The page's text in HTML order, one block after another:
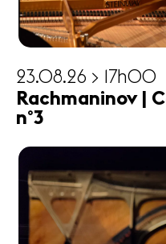
23.08.26 > 17h00
Rachmaninov |
n°3